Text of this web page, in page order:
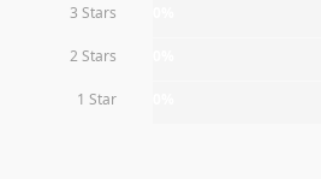
3 Stars
2 Stars
1 Star